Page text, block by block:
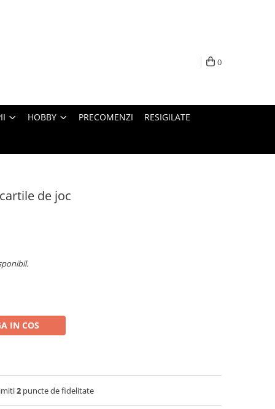
0
HOBBY PRECOMENZI RESIGILATE
de joc
IN COS
2 puncte de fidelitate